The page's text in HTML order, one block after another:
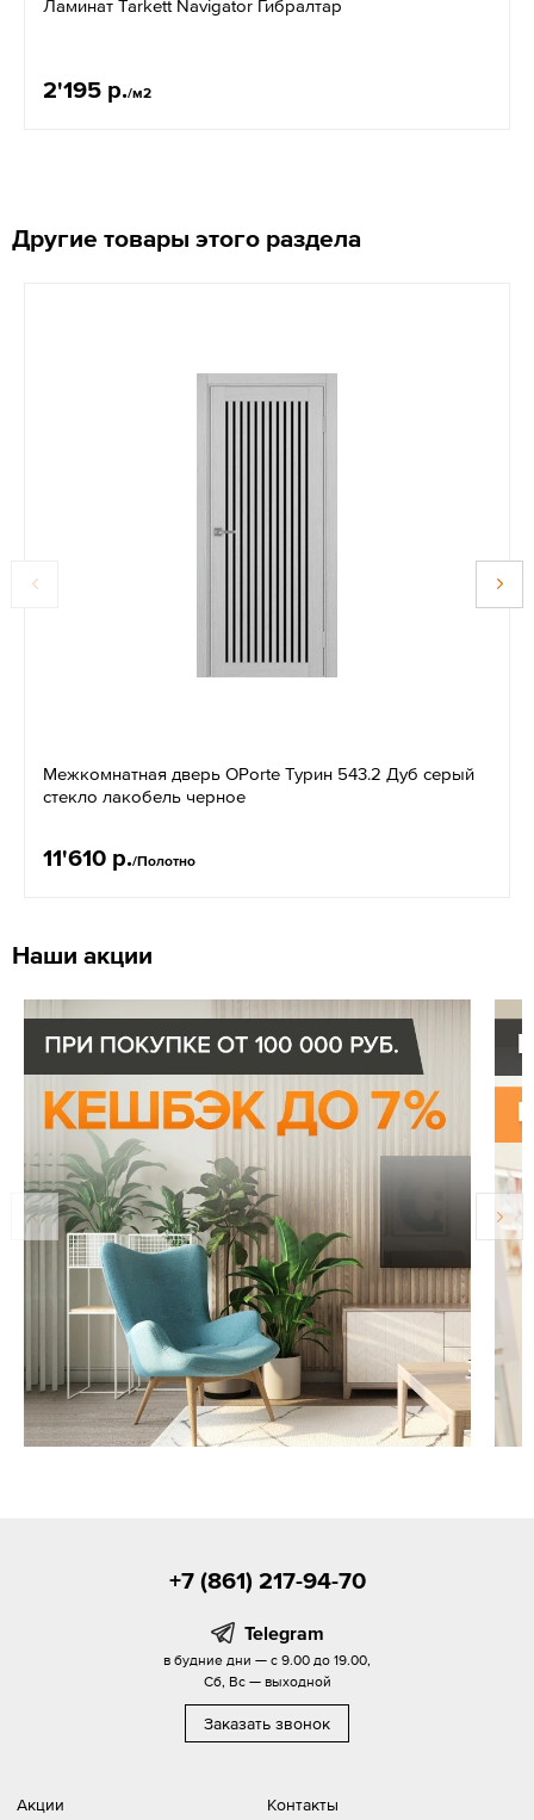
Ламинат Tarkett Navigator Гибралтар
2'195 р./м2
Другие товары этого раздела
Межкомнатная дверь OPorte Турин 543.2 Дуб серый
стекло лакобель черное
11'610 р./Полотно
Наши акции
Акции Контакты
+7 (861) 217-94-70
Telegram
в будние дни — с 9.00 до 19.00,
Сб, Вс — выходной
Заказать звонок